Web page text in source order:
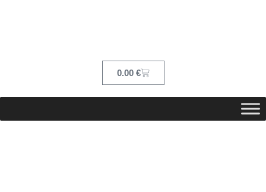
0.00 €Cart